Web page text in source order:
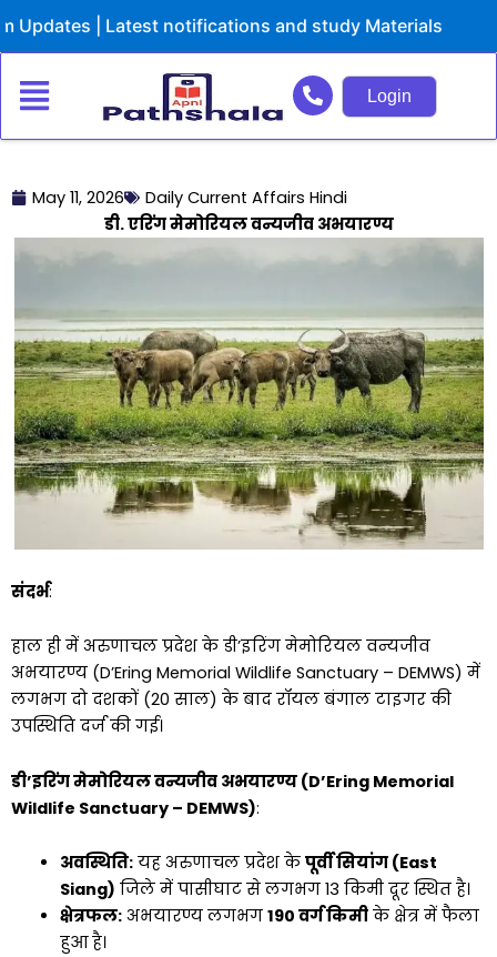
to
| Latest notifications and study Materials
Login
May 11, 2026
Daily Current Affairs Hindi
डी. एरिंग मेमोरियल वन्यजीव अभयारण्य
संदर्भ:
हाल ही में अरुणाचल प्रदेश के डी’इरिंग मेमोरियल वन्यजीव
अभयारण्य (D’Ering Memorial Wildlife Sanctuary – DEMWS) में
लगभग दो दशकों (20 साल) के बाद रॉयल बंगाल टाइगर की
उपस्थिति दर्ज की गई।
डी’इरिंग मेमोरियल वन्यजीव अभयारण्य (D’Ering Memorial
Wildlife Sanctuary – DEMWS):
अवस्थिति:यह अरुणाचल प्रदेश के पूर्वी सियांग (East
Siang) जिले में पासीघाट से लगभग 13 किमी दूर स्थित है।
क्षेत्रफल:अभयारण्य लगभग 190 वर्ग किमीके क्षेत्र में फैला
हुआ है।